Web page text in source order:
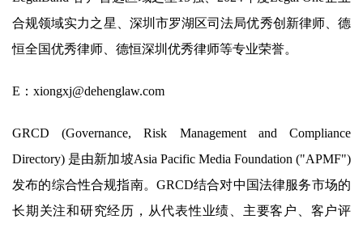
合规领域实力之星、深圳市罗湖区司法局优秀创新律师、德
恒全国优秀律师、德恒深圳优秀律师等专业荣誉。
E：xiongxj@dehenglaw.com
GRCD (Governance, Risk Management and Compliance
Directory) 是由新加坡Asia Pacific Media Foundation ("APMF")
发布的综合性合规指南。GRCD结合对中国法律服务市场的
长期关注和研究经历，从代表性业绩、主要客户、客户评